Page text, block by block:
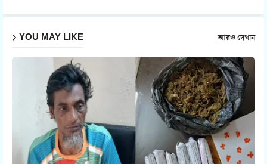
YOU MAY LIKE আরও দেখান